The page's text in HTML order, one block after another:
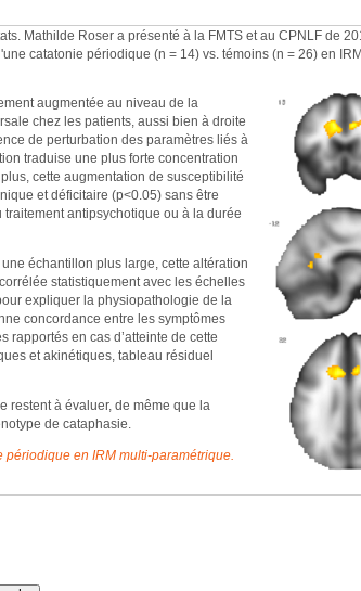
Mathilde Roser a présenté à la FMTS et au CPNLF de
catatonie périodique (n = 14) vs. témoins (n = 26) en
augmentée au niveau de la
chez les patients, aussi bien à droite
de perturbation des paramètres liés à
traduise une plus forte concentration
cette augmentation de susceptibilité
et déficitaire (p<0.05) sans être
antipsychotique ou à la durée
échantillon plus large, cette altération
statistiquement avec les échelles
expliquer la physiopathologie de la
concordance entre les symptômes
rapportés en cas d’atteinte de cette
et akinétiques, tableau résiduel
restent à évaluer, de même que la
de cataphasie.
en IRM multi-paramétrique.